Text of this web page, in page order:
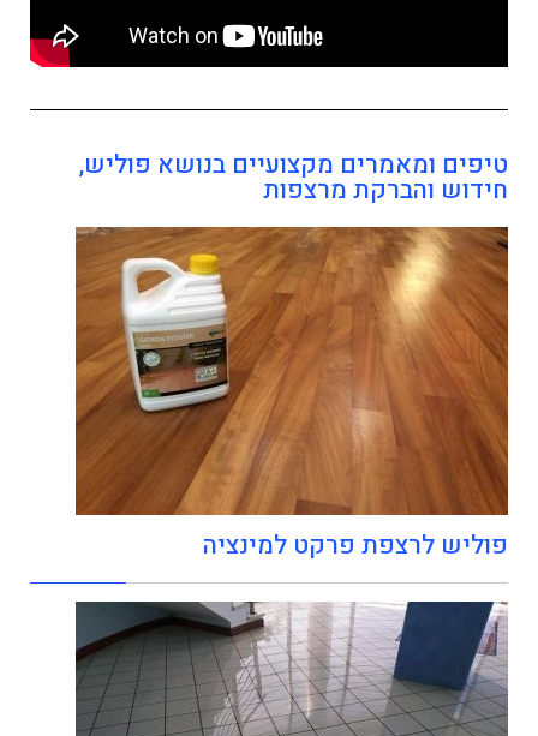
טיפים ומאמרים מקצועיים בנושא פוליש,
חידוש והברקת מרצפות
פוליש לרצפת פרקט למינציה